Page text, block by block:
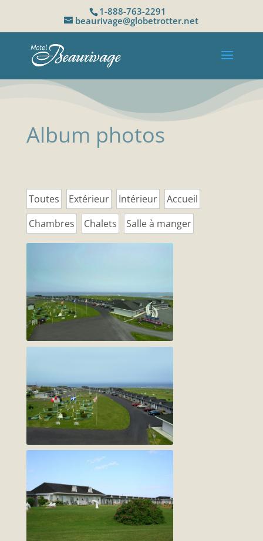
1-888-763-2291
beaurivage@globetrotter.net
Album photos
Toutes Extérieur Intérieur
Accueil
Chambres
Chalets Salle à manger